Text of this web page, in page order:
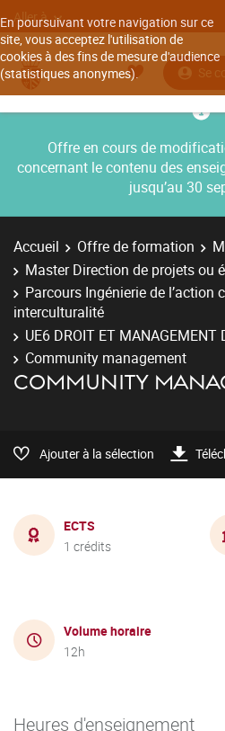
En poursuivant votre navigation sur ce
site, vous acceptez l'utilisation de
cookies à des fins de mesure d'audience
(statistiques anonymes).
Aller à
Se
Offre en cours de
concernant le contenu des
jusqu’au 30
Accueil Offre de formation
Master Direction de projets ou
Parcours Ingénierie de l’action
interculturalité
UE6 DROIT ET MANAGEMENT
Community management
COMMUNITY
Ajouter à la sélection
ECTS
1 crédits
Volume horaire
12h
Heures d'enseignement